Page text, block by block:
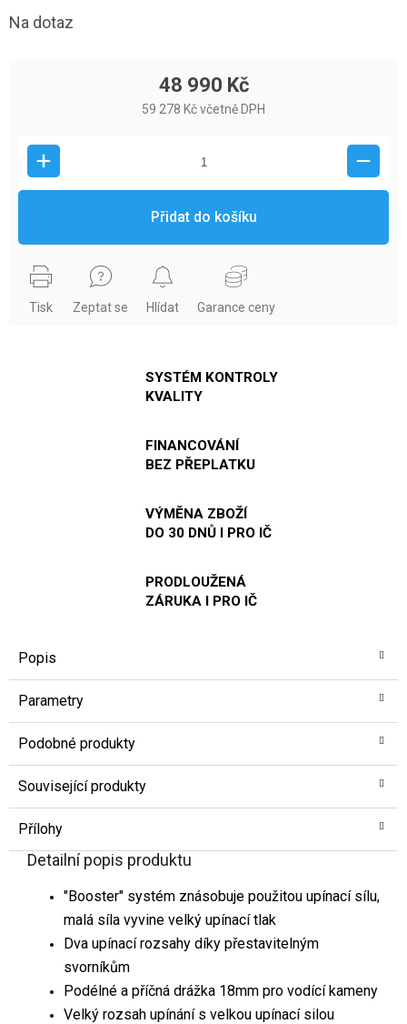
Na dotaz
48 990 Kč
59 278 Kč včetně DPH
Přidat do košíku
Tisk Zeptat se Hlídat Garance ceny
SYSTÉM KONTROLY
KVALITY
FINANCOVÁNÍ
BEZ PŘEPLATKU
VÝMĚNA ZBOŽÍ
DO 30 DNŮ I PRO IČ
PRODLOUŽENÁ
ZÁRUKA I PRO IČ
Popis
Parametry
Podobné produkty
Související produkty
Přílohy
Detailní popis produktu
"Booster" systém znásobuje použitou upínací sílu,
malá síla vyvine velký upínací tlak
Dva upínací rozsahy díky přestavitelným
svorníkům
Podélné a příčná drážka 18mm pro vodící kameny
Velký rozsah upínání s velkou upínací silou